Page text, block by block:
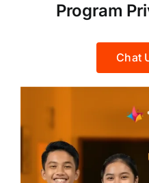
Program
Chat